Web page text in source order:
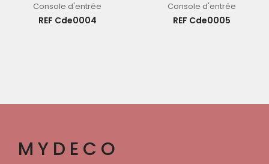
Console d'entrée
REF Cde0004
Console d'entrée
REF Cde0005
MYDECO